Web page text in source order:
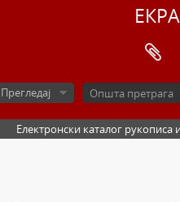
Прегледај
Електронски каталог